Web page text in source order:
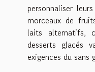
personnaliser
morceaux de
laits alternatifs,
desserts glacés
exigences du sans